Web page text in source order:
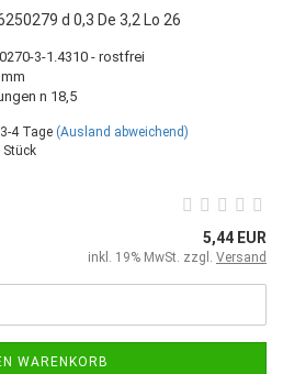
d 0,3 De 3,2 Lo 26
3-1.4310 - rostfrei
n 18,5
4 Tage (Ausland abweichend)
Stück
5,44 EUR
inkl. 19% MwSt. zzgl. Versand
WARENKORB